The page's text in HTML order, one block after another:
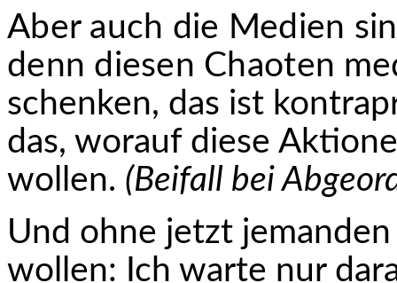
Aber auch die Medien
denn diesen Chaoten
schenken, das ist
das, worauf diese
wollen. (Beifall bei
Und ohne jetzt
wollen: Ich warte nur